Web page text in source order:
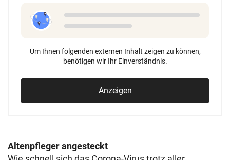
Um Ihnen folgenden externen Inhalt zeigen zu können,
benötigen wir Ihr Einverständnis.
Anzeigen
Altenpfleger angesteckt